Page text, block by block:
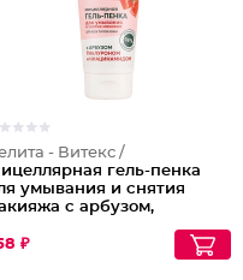
- Витекс /
гель-пенка
умывания и снятия
с арбузом,
₽